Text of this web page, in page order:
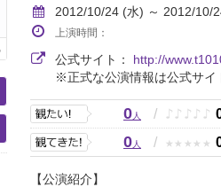
2012/10/24 (水) ～ 2012/10/
上演時間：
公式サイト： http://
※正式な公演情報は公式サイ
0人 / ♪ ♪ ♪ ♪ ♪
0人 / ★ ★ ★ ★ ★
【公演紹介】